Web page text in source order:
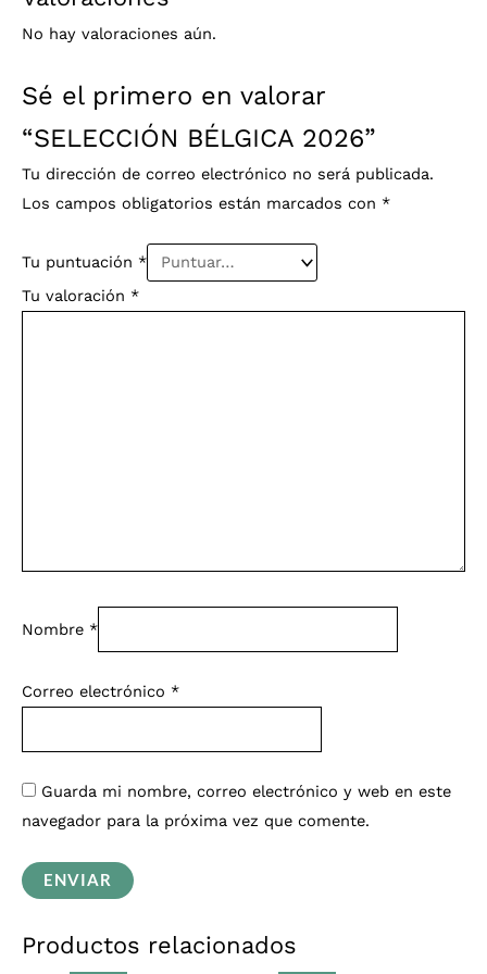
No hay valoraciones aún.
Sé el primero en valorar
“SELECCIÓN BÉLGICA 2026”
Tu dirección de correo electrónico no será publicada.
Los campos obligatorios están marcados con *
Tu puntuación *
Tu valoración *
Nombre *
Correo electrónico *
Guarda mi nombre, correo electrónico y web en este
navegador para la próxima vez que comente.
Productos relacionados